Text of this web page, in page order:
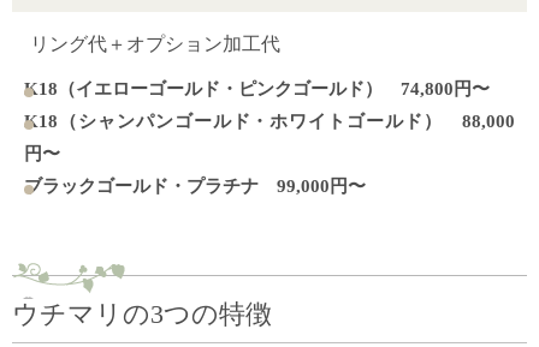
リング代＋オプション加工代
K18（イエローゴールド・ピンクゴールド） 74,800円〜
K18（シャンパンゴールド・ホワイトゴールド） 88,000
円〜
ブラックゴールド・プラチナ 99,000円〜
ウチマリの3つの特徴